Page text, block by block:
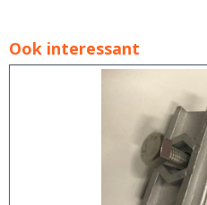
Ook interessant